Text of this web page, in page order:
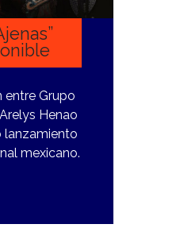
entre Grupo
Henao
lanzamiento
mexicano.